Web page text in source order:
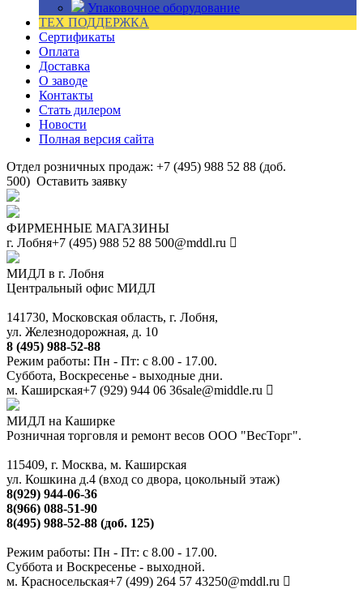
Упаковочное оборудование
ТЕХ ПОДДЕРЖКА
Сертификаты
Оплата
Доставка
О заводе
Контакты
Стать дилером
Новости
Полная версия сайта
Отдел розничных продаж: +7 (495) 988 52 88 (доб.
500) Оставить заявку
ФИРМЕННЫЕ МАГАЗИНЫ
г. Лобня+7 (495) 988 52 88 500@mddl.ru
МИДЛ в г. Лобня
Центральный офис МИДЛ
141730, Московская область, г. Лобня,
ул. Железнодорожная, д. 10
8 (495) 988-52-88
Режим работы: Пн - Пт: с 8.00 - 17.00.
Суббота, Воскресенье - выходные дни.
м. Каширская+7 (929) 944 06 36sale@middle.ru
МИДЛ на Каширке
Розничная торговля и ремонт весов ООО "ВесТорг".
115409, г. Москва, м. Каширская
ул. Кошкина д.4 (вход со двора, цокольный этаж)
8(929) 944-06-36
8(966) 088-51-90
8(495) 988-52-88 (доб. 125)
Режим работы: Пн - Пт: с 8.00 - 17.00.
Суббота и Воскресенье - выходной.
м. Красносельская+7 (499) 264 57 43250@mddl.ru